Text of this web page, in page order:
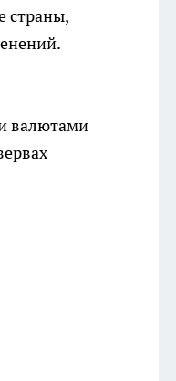
страны,
валютами